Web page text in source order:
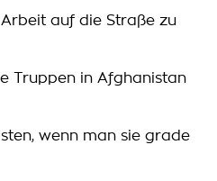
auf die Straße zu
Truppen in Afghanistan
wenn man sie grade